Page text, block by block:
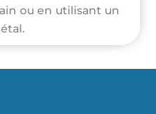
ou en utilisant un